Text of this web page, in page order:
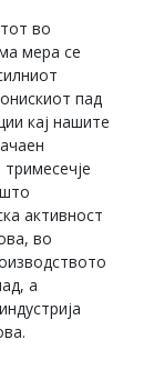
во
мера се
пад
кај нашите
активност
во
а